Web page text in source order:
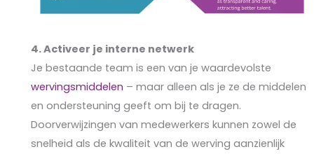
4.Activeer je interne netwerk
Je bestaande team is een van je waardevolste
wervingsmiddelen – maar alleen als je ze de middelen
en ondersteuning geeft om bij te dragen.
Doorverwijzingen van medewerkers kunnen zowel de
snelheid als de kwaliteit van de werving aanzienlijk